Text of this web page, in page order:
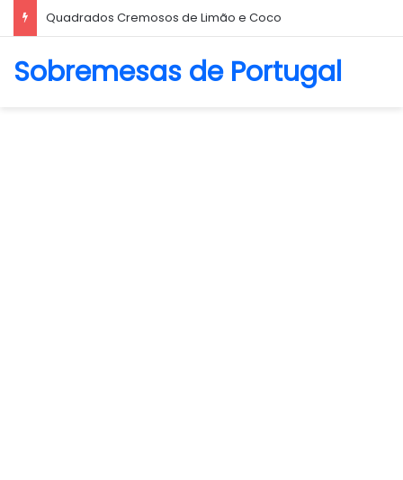
Biscoito Amanteigado
Sobremesas de Portugal